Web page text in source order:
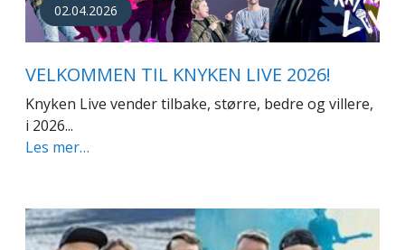
02.04.2026
VELKOMMEN TIL KNYKEN LIVE 2026!
Knyken Live vender tilbake, større, bedre og villere,
i 2026...
Les mer…